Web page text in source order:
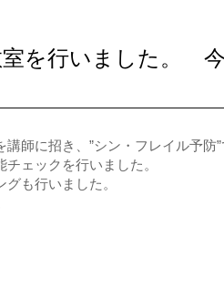
を行いました。
師に招き、”シン・フレイル予防”
ェックを行いました。
も行いました。